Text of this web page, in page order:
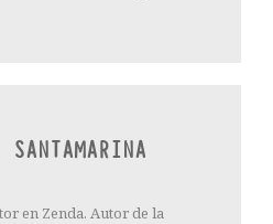
en Zenda. Autor de la